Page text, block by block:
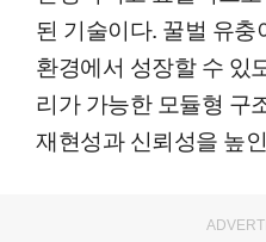
된 기술이다. 꿀벌 유
환경에서 성장할 수 있
리가 가능한 모듈형 구
재현성과 신뢰성을 높